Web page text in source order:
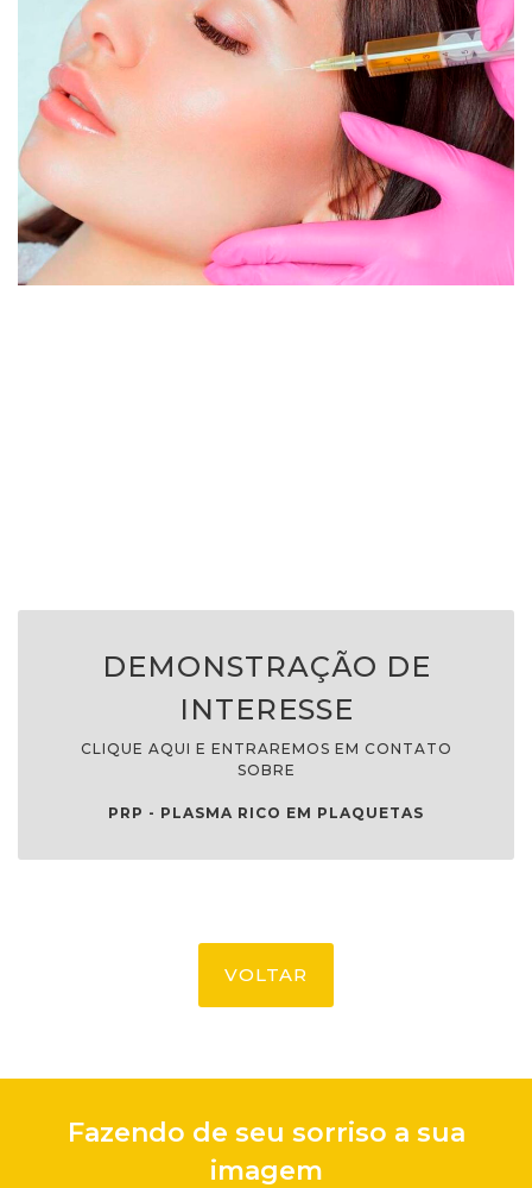
DEMONSTRAÇÃO DE
INTERESSE
CLIQUE AQUI E ENTRAREMOS EM CONTATO
SOBRE
PRP - PLASMA RICO EM PLAQUETAS
VOLTAR
Fazendo de seu sorriso a sua
imagem